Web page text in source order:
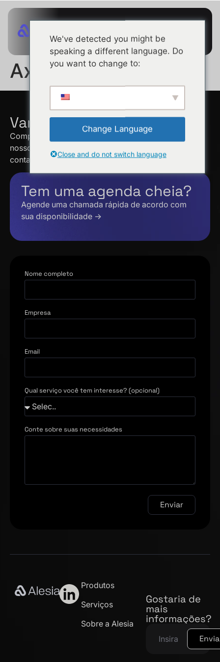
Axion
Vamos conversar!
Complete o formulário abaixo para falar com um dos
nossos especialistas em vendas. Entraremos em
contacto consigo dentro de 48 horas.
Tem uma agenda cheia?
Agende uma chamada rápida de acordo com
sua disponibilidade →
Nome completo
Empresa
Email
Qual serviço você tem interesse? (opcional)
Conte sobre suas necessidades
Enviar
Produtos
Serviços
Sobre a Alesia
Gostaria de
mais
informações?
We've detected you might be
speaking a different language. Do
you want to change to:
Change Language
Close and do not switch language